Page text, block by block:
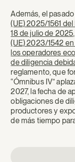
Además, el
(UE) 2025/1561
18 de julio de
(UE) 2023/1542
los operadores
de diligencia
reglamento, que
“Ómnibus IV”
2027, la fecha de
obligaciones de
productores y
de más tiempo